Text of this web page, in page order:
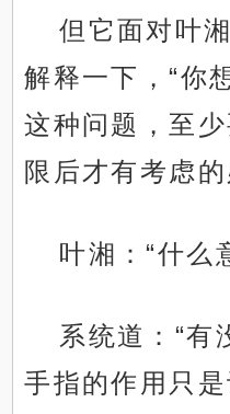
但它面对叶
解释一下，“你
这种问题，至
限后才有考虑的
叶湘：“什么
系统道：“有
手指的作用只